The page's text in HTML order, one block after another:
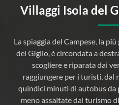
Villaggi Isola del
La spiaggia del Campese, la
del Giglio, è circondata a
scogliere e riparata dai
raggiungere per i turisti, dal
quindici minuti di autobus da
meno assaltate dal turismo